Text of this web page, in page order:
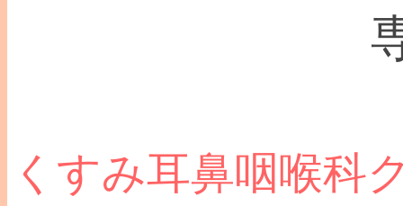
くすみ耳鼻咽喉科